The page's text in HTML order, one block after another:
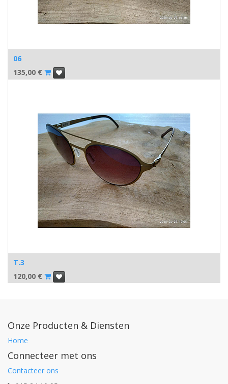
06
135,00 €
T.3
120,00 €
Onze Producten & Diensten
Home
Connecteer met ons
Contacteer ons